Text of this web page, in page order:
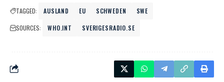
TAGGED: AUSLAND EU SCHWEDEN
SWE
SOURCES:
WHO.INT SVERIGESRADIO.SE